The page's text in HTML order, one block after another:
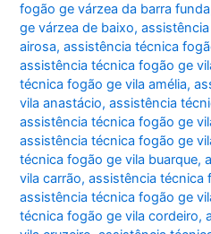
fogão ge várzea da barra funda
ge várzea de baixo,
airosa,assistência técnica
assistência técnica fogão ge
técnica fogão ge vila amélia,
vila anastácio,assistência
assistência técnica fogão ge
assistência técnica fogão ge
técnica fogão ge vila buarque,
vila carrão,assistência técnica
assistência técnica fogão ge
técnica fogão ge vila cordeiro,